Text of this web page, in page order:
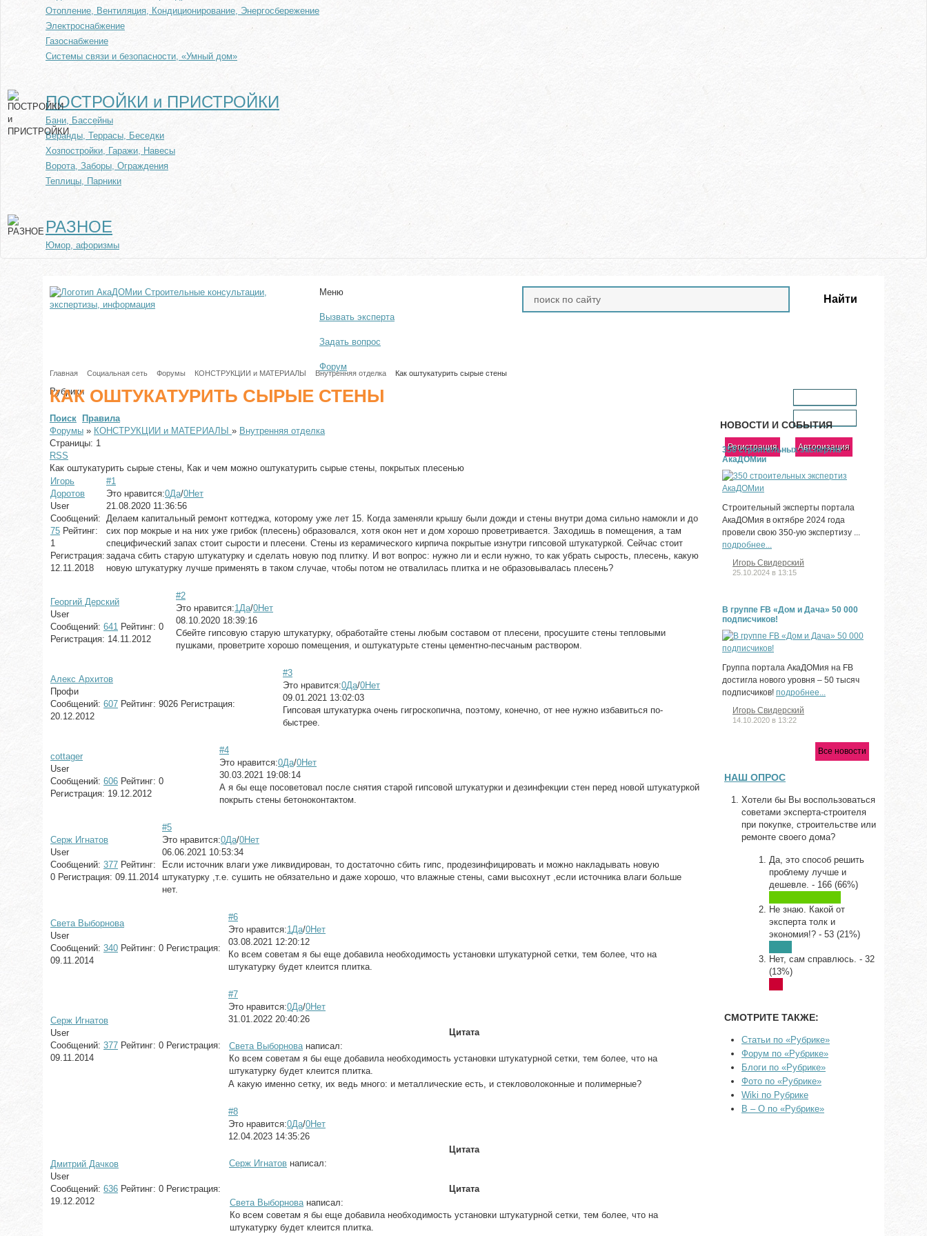
Отопление, Вентиляция, Кондиционирование, Энергосбережение
Электроснабжение
Газоснабжение
Системы связи и безопасности, «Умный дом»
ПОСТРОЙКИ и ПРИСТРОЙКИ
Бани, Бассейны
Веранды, Террасы, Беседки
Хозпостройки, Гаражи, Навесы
Ворота, Заборы, Ограждения
Теплицы, Парники
РАЗНОЕ
Юмор, афоризмы
Строительные консультации,
экспертизы, информация
Регистрация
Меню
Вызвать эксперта
Задать вопрос
Форум
Рубрики
Главная Социальная сеть Форумы КОНСТРУКЦИИ и МАТЕРИАЛЫ Внутренняя отделка Как оштукатурить сырые стены
КАК ОШТУКАТУРИТЬ СЫРЫЕ СТЕНЫ
Поиск
Правила
Форумы » КОНСТРУКЦИИ и МАТЕРИАЛЫ » Внутренняя отделка
Страницы: 1
RSS
Как оштукатурить сырые стены, Как и чем можно оштукатурить сырые стены, покрытых плесенью
Игорь
Доротов
User
Сообщений:
75 Рейтинг:
1
Регистрация:
12.11.2018
#1
Это нравится:0Да/0Нет
21.08.2020 11:36:56
Делаем капитальный ремонт коттеджа, которому уже лет 15. Когда заменяли крышу были дожди и стены внутри дома сильно намокли и до
сих пор мокрые и на них уже грибок (плесень) образовался, хотя окон нет и дом хорошо проветривается. Заходишь в помещения, а там
специфический запах стоит сырости и плесени. Стены из керамического кирпича покрытые изнутри гипсовой штукатуркой. Сейчас стоит
задача сбить старую штукатурку и сделать новую под плитку. И вот вопрос: нужно ли и если нужно, то как убрать сырость, плесень, какую
новую штукатурку лучше применять в таком случае, чтобы потом не отвалилась плитка и не образовывалась плесень?
Георгий Дерский
User
Сообщений: 641 Рейтинг: 0
Регистрация: 14.11.2012
#2
Это нравится:1Да/0Нет
08.10.2020 18:39:16
Сбейте гипсовую старую штукатурку, обработайте стены любым составом от плесени, просушите стены тепловыми
пушками, проветрите хорошо помещения, и оштукатурьте стены цементно-песчаным раствором.
Алекс Архитов
Профи
Сообщений: 607 Рейтинг: 9026 Регистрация:
20.12.2012
#3
Это нравится:0Да/0Нет
09.01.2021 13:02:03
Гипсовая штукатурка очень гигроскопична, поэтому, конечно, от нее нужно избавиться по-
быстрее.
cottager
User
Сообщений: 606 Рейтинг: 0
Регистрация: 19.12.2012
#4
Это нравится:0Да/0Нет
30.03.2021 19:08:14
А я бы еще посоветовал после снятия старой гипсовой штукатурки и дезинфекции стен перед новой штукатуркой
покрыть стены бетоноконтактом.
Серж Игнатов
User
Сообщений: 377 Рейтинг:
0 Регистрация: 09.11.2014
#5
Это нравится:0Да/0Нет
06.06.2021 10:53:34
Если источник влаги уже ликвидирован, то достаточно сбить гипс, продезинфицировать и можно накладывать новую
штукатурку ,т.е. сушить не обязательно и даже хорошо, что влажные стены, сами высохнут ,если источника влаги больше
нет.
Света Выборнова
User
Сообщений: 340 Рейтинг: 0 Регистрация:
09.11.2014
#6
Это нравится:1Да/0Нет
03.08.2021 12:20:12
Ко всем советам я бы еще добавила необходимость установки штукатурной сетки, тем более, что на
штукатурку будет клеится плитка.
Серж Игнатов
User
Сообщений: 377 Рейтинг: 0 Регистрация:
09.11.2014
#7
Это нравится:0Да/0Нет
31.01.2022 20:40:26
Цитата
Света Выборнованаписал:
Ко всем советам я бы еще добавила необходимость установки штукатурной сетки, тем более, что на
штукатурку будет клеится плитка.
А какую именно сетку, их ведь много: и металлические есть, и стекловолоконные и полимерные?
Дмитрий Дачков
User
Сообщений: 636 Рейтинг: 0 Регистрация:
19.12.2012
#8
Это нравится:0Да/0Нет
12.04.2023 14:35:26
Цитата
Серж Игнатов написал:
Цитата
Света Выборнованаписал:
Ко всем советам я бы еще добавила необходимость установки штукатурной сетки, тем более, что на
штукатурку будет клеится плитка.
НОВОСТИ И СОБЫТИЯ
350 строительных экспертиз
АкаДОМии
Строительный эксперты портала
АкаДОМия в октябре 2024 года
провели свою 350-ую экспертизу ...
подробнее...
Игорь Свидерский
25.10.2024 в 13:15
В группе FB «Дом и Дача» 50 000
подписчиков!
Группа портала АкаДОМия на FB
достигла нового уровня – 50 тысяч
подписчиков! подробнее...
Игорь Свидерский
14.10.2020 в 13:22
Все новости
НАШ ОПРОС
Хотели бы Вы воспользоваться
советами эксперта-строителя
при покупке, строительстве или
ремонте своего дома?
Да, это способ решить
проблему лучше и
дешевле. - 166 (66%)
Не знаю. Какой от
эксперта толк и
экономия!? - 53 (21%)
Нет, сам справлюсь. - 32
(13%)
СМОТРИТЕ ТАКЖЕ:
Статьи по «Рубрике»
Форум по «Рубрике»
Блоги по «Рубрике»
Фото по «Рубрике»
Wiki по Рубрике
В – О по «Рубрике»